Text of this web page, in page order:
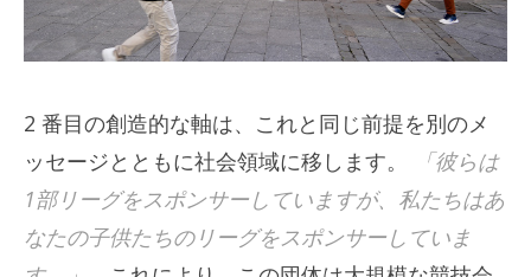
2 番目の創造的な軸は、これと同じ前提を別のメ
ッセージとともに社会領域に移します。
「彼らは
1部リーグをスポンサーしていますが、私たちはあ
なたの子供たちのリーグをスポンサーしていま